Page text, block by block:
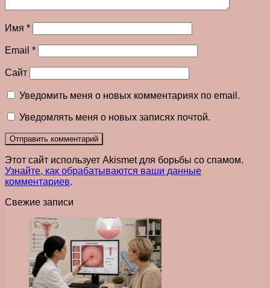
Имя *
Email *
Сайт
Уведомить меня о новых комментариях по email.
Уведомлять меня о новых записях почтой.
Этот сайт использует Akismet для борьбы со спамом.
Узнайте, как обрабатываются ваши данные
комментариев.
Свежие записи